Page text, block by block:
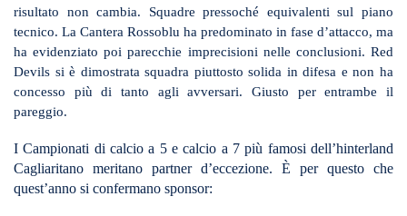
risultato non cambia. Squadre pressoché equivalenti sul piano
tecnico. La Cantera Rossoblu ha predominato in fase d’attacco, ma
ha evidenziato poi parecchie imprecisioni nelle conclusioni. Red
Devils si è dimostrata squadra piuttosto solida in difesa e non ha
concesso più di tanto agli avversari. Giusto per entrambe il
pareggio.
I Campionati di calcio a 5 e calcio a 7 più famosi dell’hinterland
Cagliaritano meritano partner d’eccezione. È per questo che
quest’anno si confermano sponsor: